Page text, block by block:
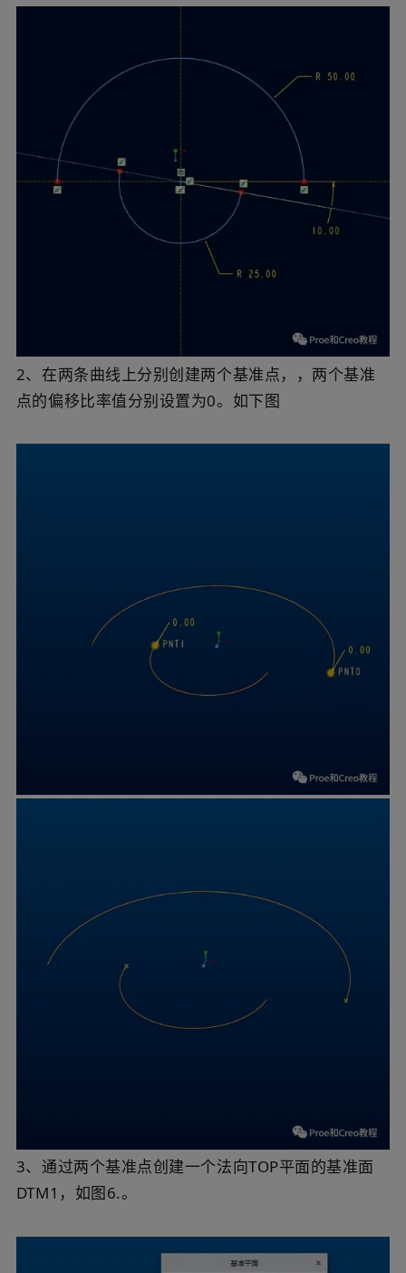
2、在两条曲线上分别创建两个基准点，，两个基准
点的偏移比率值分别设置为0。如下图
3、通过两个基准点创建一个法向TOP平面的基准面
DTM1，如图6.。